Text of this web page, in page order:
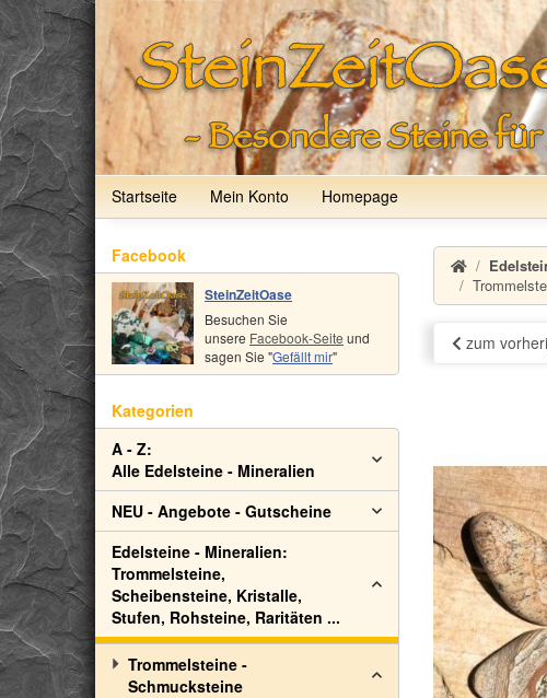
Startseite Mein Konto Homepage
zum
Facebook
SteinZeitOase
Besuchen Sie
unsere Facebook-Seite und
sagen Sie "Gefällt mir"
Kategorien
A - Z:
Alle Edelsteine - Mineralien
NEU - Angebote - Gutscheine
Edelsteine - Mineralien:
Trommelsteine,
Scheibensteine, Kristalle,
Stufen, Rohsteine, Raritäten ...
Trommelsteine -
Schmucksteine